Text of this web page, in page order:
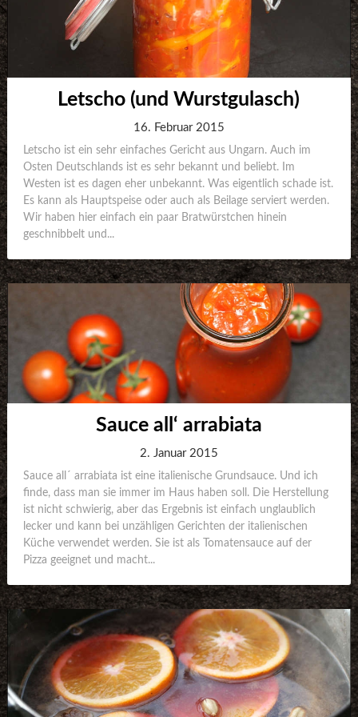
Letscho (und Wurstgulasch)
16. Februar 2015
Letscho ist ein sehr einfaches Gericht aus Ungarn. Auch im
Osten Deutschlands ist es sehr bekannt und beliebt. Im
Westen ist es dagen eher unbekannt. Was eigentlich schade ist.
Es kann als Hauptspeise oder auch als Beilage serviert werden.
Wir haben hier einfach ein paar Bratwürstchen hinein
geschnibbelt und...
Sauce all‘ arrabiata
2. Januar 2015
Sauce all´ arrabiata ist eine italienische Grundsauce. Und ich
finde, dass man sie immer im Haus haben soll. Die Herstellung
ist nicht schwierig, aber das Ergebnis ist einfach unglaublich
lecker und kann bei unzähligen Gerichten der italienischen
Küche verwendet werden. Sie ist als Tomatensauce auf der
Pizza geeignet und macht...